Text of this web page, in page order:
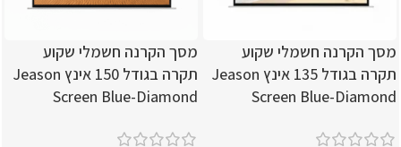
מסך הקרנה חשמלי שקוע
תקרה בגודל 135 אינץ Jeason
Screen Blue-Diamond
מסך הקרנה חשמלי שקוע
תקרה בגודל 150 אינץ Jeason
Screen Blue-Diamond